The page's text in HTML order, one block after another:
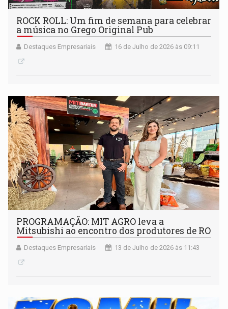
ROCK ROLL: Um fim de semana para celebrar
a música no Grego Original Pub
Destaques Empresariais 16 de Julho de 2026 às 09:11
PROGRAMAÇÃO: MIT AGRO leva a
Mitsubishi ao encontro dos produtores de RO
Destaques Empresariais 13 de Julho de 2026 às 11:43